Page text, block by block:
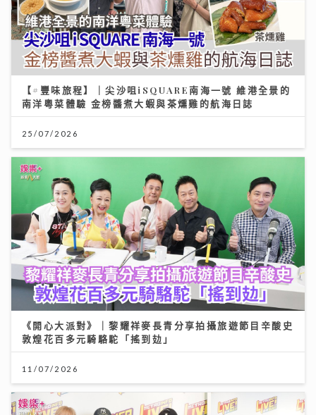
【#豐味旅程】｜尖沙咀iSQUARE南海一號 維港全景的
南洋粵菜體驗 金榜醬煮大蝦與茶燻雞的航海日誌
25/07/2026
《開心大派對》｜黎耀祥麥長青分享拍攝旅遊節目辛酸史
敦煌花百多元騎駱駝「搖到攰」
11/07/2026